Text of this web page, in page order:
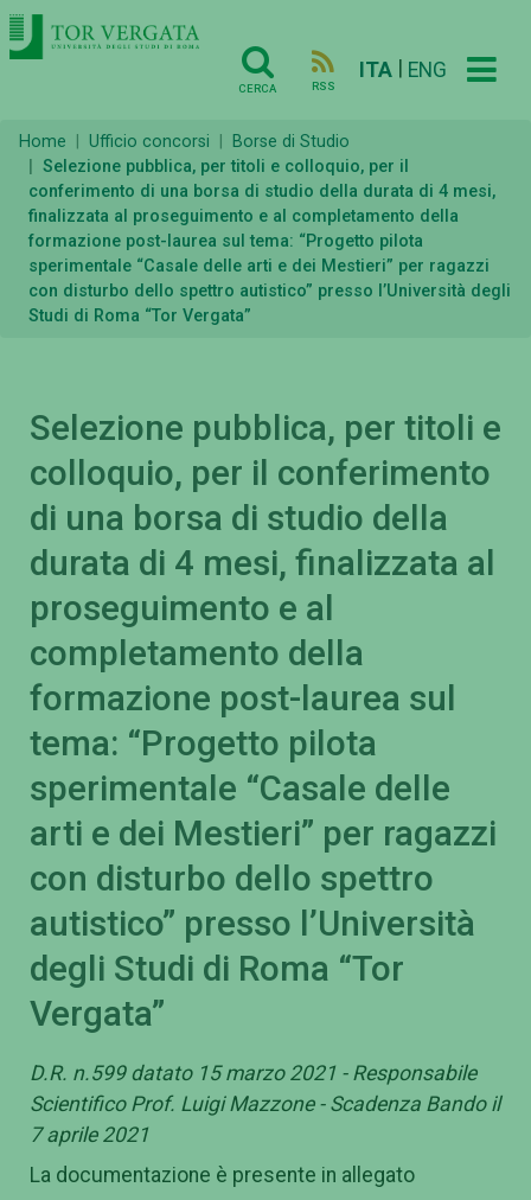
CERCA RSS
ITA ENG
Home Ufficio concorsi
Borse di Studio
Selezione pubblica, per titoli e colloquio, per il
conferimento di una borsa di studio della durata di 4 mesi,
finalizzata al proseguimento e al completamento della
formazione post-laurea sul tema: “Progetto pilota
sperimentale “Casale delle arti e dei Mestieri” per ragazzi
con disturbo dello spettro autistico” presso l’Università degli
Studi di Roma “Tor Vergata”
Selezione pubblica, per titoli e
colloquio, per il conferimento
di una borsa di studio della
durata di 4 mesi, finalizzata al
proseguimento e al
completamento della
formazione post-laurea sul
tema: “Progetto pilota
sperimentale “Casale delle
arti e dei Mestieri” per ragazzi
con disturbo dello spettro
autistico” presso l’Università
degli Studi di Roma “Tor
Vergata”
D.R. n.599 datato 15 marzo 2021 - Responsabile
Scientifico Prof. Luigi Mazzone - Scadenza Bando il
7 aprile 2021
La documentazione è presente in allegato